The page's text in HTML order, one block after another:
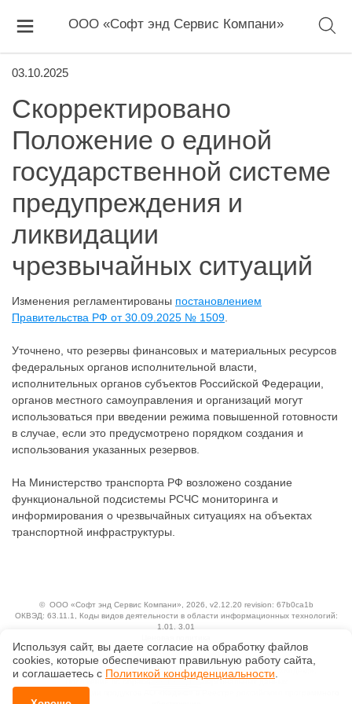
ООО «Софт энд Сервис Компани»
03.10.2025
Скорректировано
Положение о единой
государственной системе
предупреждения и
ликвидации
чрезвычайных ситуаций
Изменения регламентированы постановлением
Правительства РФ от 30.09.2025 № 1509
Уточнено, что резервы финансовых и материальных ресурсов
федеральных органов исполнительной власти,
исполнительных органов субъектов Российской Федерации,
органов местного самоуправления и организаций могут
использоваться при введении режима повышенной готовности
в случае, если это предусмотрено порядком создания и
использования указанных резервов.
На Министерство транспорта РФ возложено создание
функциональной подсистемы РСЧС мониторинга и
информирования о чрезвычайных ситуациях на объектах
транспортной инфраструктуры.
© ООО «Софт энд Сервис Компани» , 2026, v2.12.20 revision: 67b0ca1b
ОКВЭД: 63.11.1, Коды видов деятельности в области информационных технологий:
1.01, 3.01
Технологии
Исключительные авторские и смежные права принадлежат АО «Кодекс».
Положение по обработке и защите персональных данных
Используя сайт, вы даете согласие на обработку файлов
сооkiеs, которые обеспечивают правильную работу сайта,
и соглашаетесь с Политикой конфиденциальности